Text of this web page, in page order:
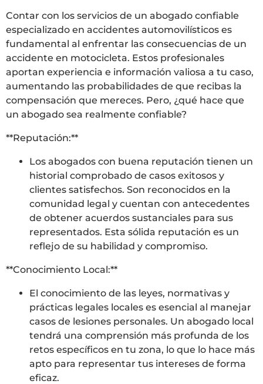
Contar con los servicios de un abogado confiable
especializado en accidentes automovilísticos es
fundamental al enfrentar las consecuencias de un
accidente en motocicleta. Estos profesionales
aportan experiencia e información valiosa a tu caso,
aumentando las probabilidades de que recibas la
compensación que mereces. Pero, ¿qué hace que
un abogado sea realmente confiable?
**Reputación:**
Los abogados con buena reputación tienen un
historial comprobado de casos exitosos y
clientes satisfechos. Son reconocidos en la
comunidad legal y cuentan con antecedentes
de obtener acuerdos sustanciales para sus
representados. Esta sólida reputación es un
reflejo de su habilidad y compromiso.
**Conocimiento Local:**
El conocimiento de las leyes, normativas y
prácticas legales locales es esencial al manejar
casos de lesiones personales. Un abogado local
tendrá una comprensión más profunda de los
retos específicos en tu zona, lo que lo hace más
apto para representar tus intereses de forma
eficaz.